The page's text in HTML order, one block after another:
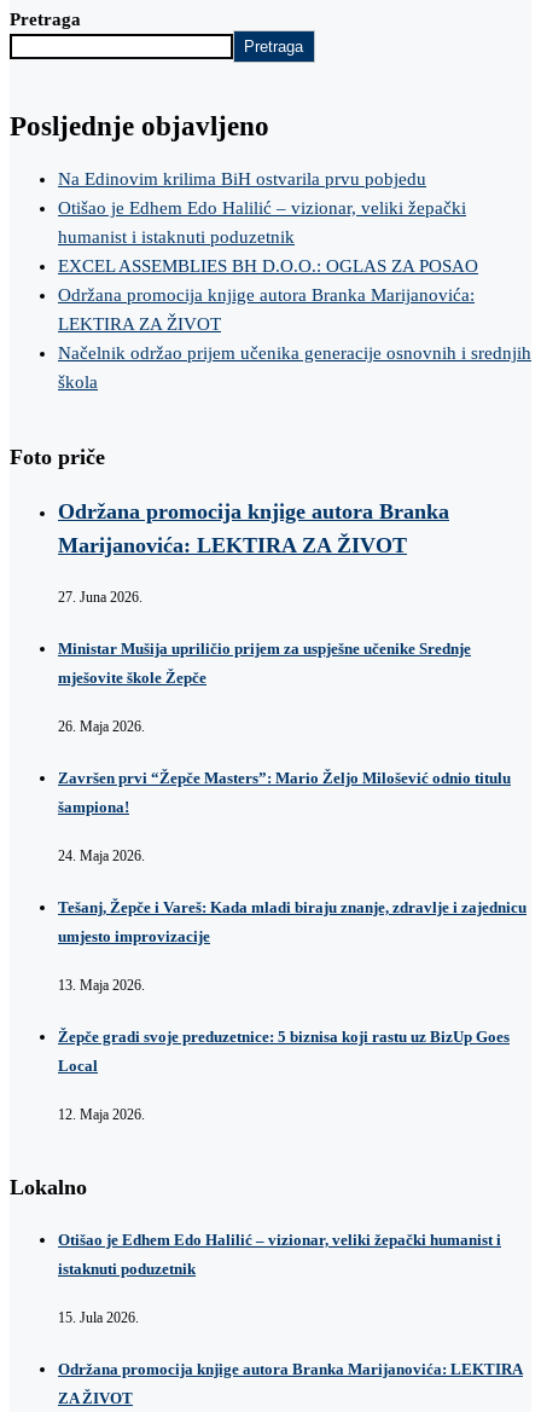
Pretraga
Pretraga
Posljednje objavljeno
Na Edinovim krilima BiH ostvarila prvu pobjedu
Otišao je Edhem Edo Halilić – vizionar, veliki žepački
humanist i istaknuti poduzetnik
EXCEL ASSEMBLIES BH D.O.O.: OGLAS ZA POSAO
Održana promocija knjige autora Branka Marijanovića:
LEKTIRA ZA ŽIVOT
Načelnik održao prijem učenika generacije osnovnih i srednjih
škola
Foto priče
Održana promocija knjige autora Branka
Marijanovića: LEKTIRA ZA ŽIVOT
27. Juna 2026.
Ministar Mušija upriličio prijem za uspješne učenike Srednje
mješovite škole Žepče
26. Maja 2026.
Završen prvi “Žepče Masters”: Mario Željo Milošević odnio titulu
šampiona!
24. Maja 2026.
Tešanj, Žepče i Vareš: Kada mladi biraju znanje, zdravlje i zajednicu
umjesto improvizacije
13. Maja 2026.
Žepče gradi svoje preduzetnice: 5 biznisa koji rastu uz BizUp Goes
Local
12. Maja 2026.
Lokalno
Otišao je Edhem Edo Halilić – vizionar, veliki žepački humanist i
istaknuti poduzetnik
15. Jula 2026.
Održana promocija knjige autora Branka Marijanovića: LEKTIRA
ZA ŽIVOT